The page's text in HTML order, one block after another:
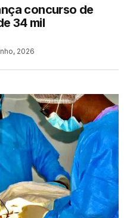
concurso de
34 mil
2026